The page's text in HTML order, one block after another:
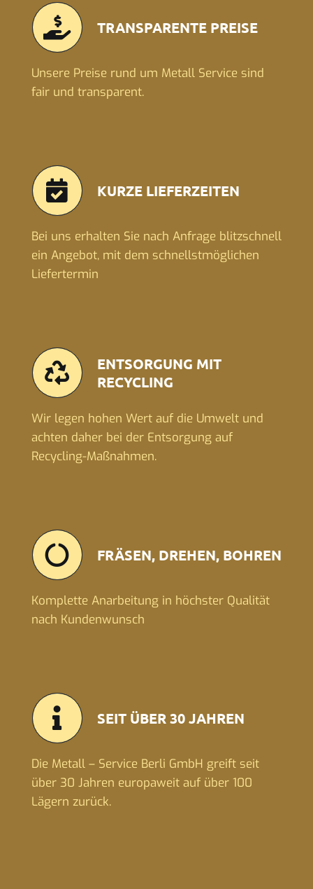
TRANSPARENTE PREISE
Unsere Preise rund um Metall Service sind
fair und transparent.
KURZE LIEFERZEITEN
Bei uns erhalten Sie nach Anfrage blitzschnell
ein Angebot, mit dem schnellstmöglichen
Liefertermin
ENTSORGUNG MIT
RECYCLING
Wir legen hohen Wert auf die Umwelt und
achten daher bei der Entsorgung auf
Recycling-Maßnahmen.
FRÄSEN, DREHEN, BOHREN
Komplette Anarbeitung in höchster Qualität
nach Kundenwunsch
SEIT ÜBER 30 JAHREN
Die Metall – Service Berli GmbH greift seit
über 30 Jahren europaweit auf über 100
Lägern zurück.